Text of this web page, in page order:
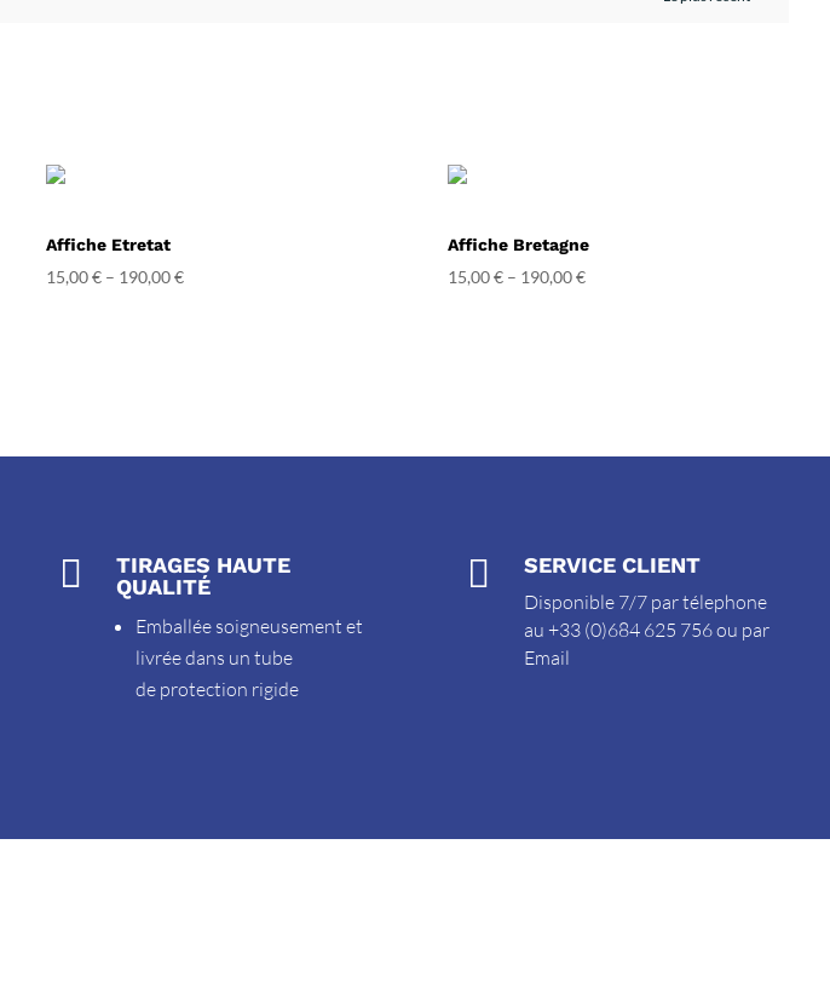
Affiche Etretat
15,00€ – 190,00€
Affiche Bretagne
15,00€– 190,00€

TIRAGES HAUTE
QUALITÉ
Emballée soigneusement et
livrée dans un tube
de protection rigide
 SERVICE CLIENT
Disponible 7/7 par télephone
au +33 (0)684 625 756 ou par
Email